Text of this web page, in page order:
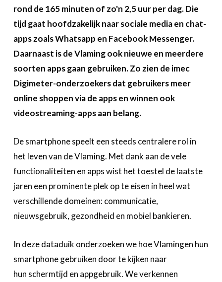
rond de 165 minuten of zo'n 2,5 uur per dag. Die
tijd gaat hoofdzakelijk naar sociale media en chat-
apps zoals Whatsapp en Facebook Messenger.
Daarnaast is de Vlaming ook nieuwe en meerdere
soorten apps gaan gebruiken. Zo zien de imec
Digimeter-onderzoekers dat gebruikers meer
online shoppen via de apps en winnen ook
videostreaming-apps aan belang.
De smartphone speelt een steeds centralere rol in
het leven van de Vlaming. Met dank aan de vele
functionaliteiten en apps wist het toestel de laatste
jaren een prominente plek op te eisen in heel wat
verschillende domeinen: communicatie,
nieuwsgebruik, gezondheid en mobiel bankieren.
In deze dataduik onderzoeken we hoe Vlamingen hun
smartphone gebruiken door te kijken naar
hun schermtijd en appgebruik. We verkennen
A propos
Become a member Account